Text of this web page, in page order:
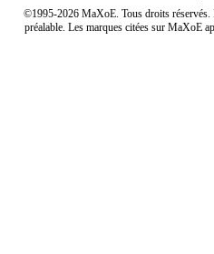
©1995-2026 MaXoE. Tous droits réservés.
préalable. Les marques citées sur MaXoE